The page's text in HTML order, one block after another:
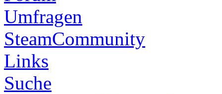
Umfragen
SteamCommunity
Links
Suche